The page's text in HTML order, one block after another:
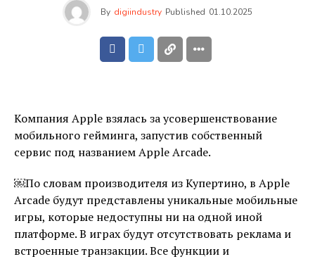
By digiindustry Published 01.10.2025
Компания Apple взялась за усовершенствование
мобильного гейминга, запустив собственный
сервис под названием Apple Arcade.
￼По словам производителя из Купертино, в Apple
Arcade будут представлены уникальные мобильные
игры, которые недоступны ни на одной иной
платформе. В играх будут отсутствовать реклама и
встроенные транзакции. Все функции и